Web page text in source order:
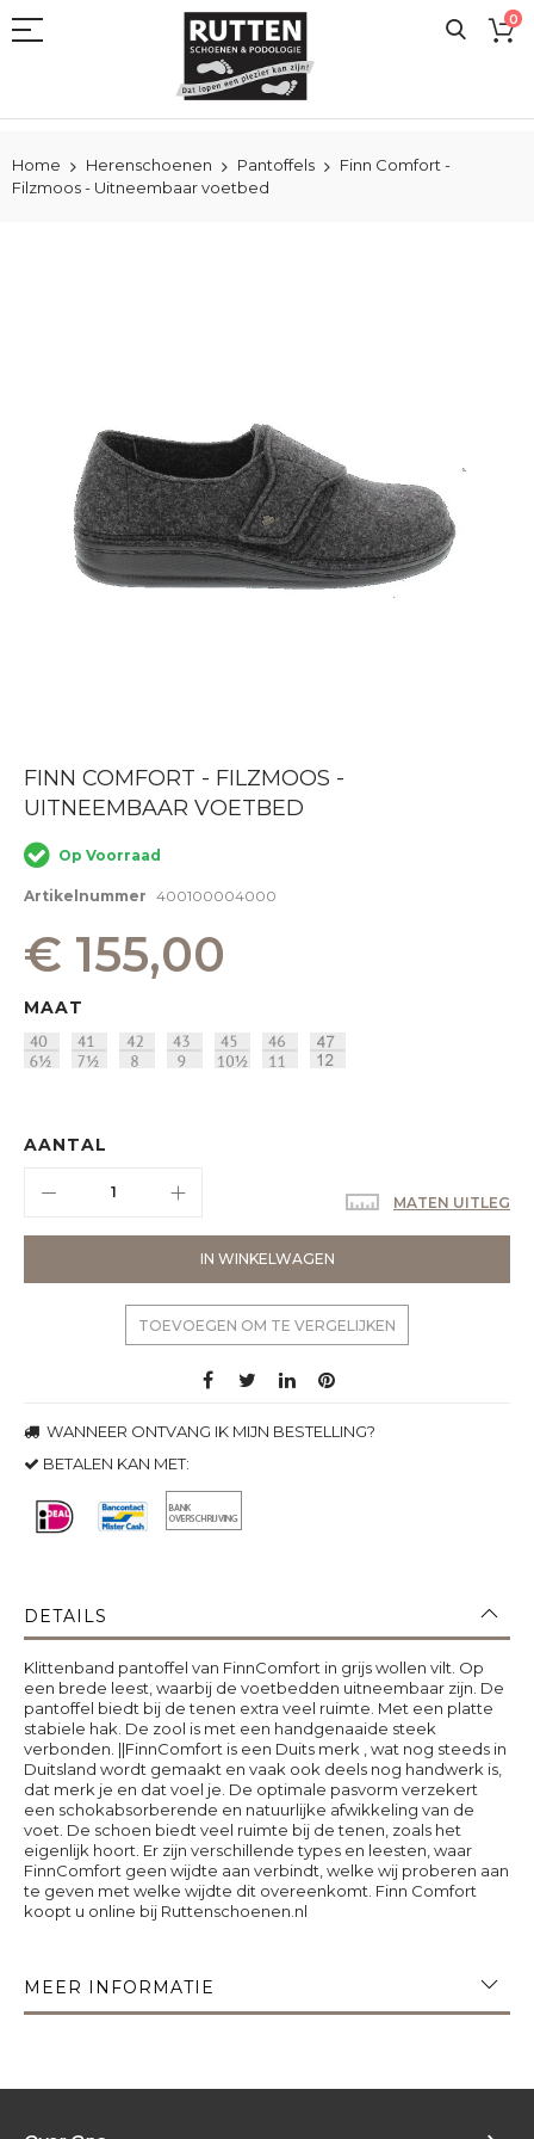
naar
0
Home Herenschoenen Pantoffels
Finn Comfort -
Filzmoos - Uitneembaar voetbed
Ga
het
van
de
afbeeldingen-
FINN COMFORT - FILZMOOS -
UITNEEMBAAR VOETBED
Op Voorraad
Artikelnummer 400100004000
€ 155,00
MAAT
AANTAL
IN WINKELWAGEN
MATEN UITLEG
TOEVOEGEN OM TE VERGELIJKEN
WANNEER ONTVANG IK MIJN BESTELLING?
BETALEN KAN MET:
DETAILS
Klittenband pantoffel van FinnComfort in grijs wollen vilt. Op
een brede leest, waarbij de voetbedden uitneembaar zijn. De
pantoffel biedt bij de tenen extra veel ruimte. Met een platte
stabiele hak. De zool is met een handgenaaide steek
verbonden. ||FinnComfort is een Duits merk , wat nog steeds in
Duitsland wordt gemaakt en vaak ook deels nog handwerk is,
dat merk je en dat voel je. De optimale pasvorm verzekert
een schokabsorberende en natuurlijke afwikkeling van de
voet. De schoen biedt veel ruimte bij de tenen, zoals het
eigenlijk hoort. Er zijn verschillende types en leesten, waar
FinnComfort geen wijdte aan verbindt, welke wij proberen aan
te geven met welke wijdte dit overeenkomt. Finn Comfort
koopt u online bij Ruttenschoenen.nl
MEER INFORMATIE